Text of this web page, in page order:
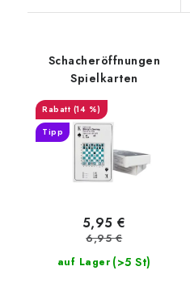
Schacheröffnungen
Spielkarten
(14 %)
Tipp
auf Lager (>5 St)
5,95 €
6,95 €